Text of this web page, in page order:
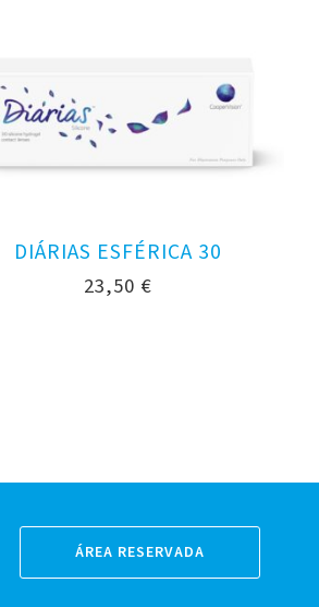
DIÁRIAS ESFÉRICA 30
23,50 €
ÁREA RESERVADA